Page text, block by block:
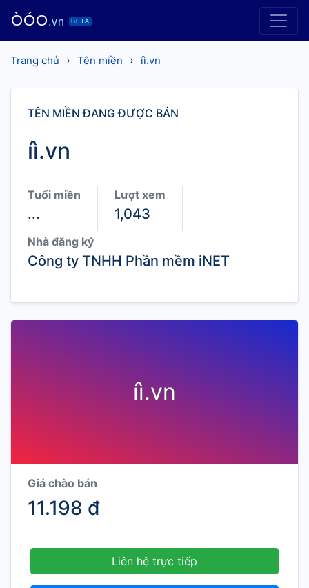
ÒÓO.vn BETA
Trang chủ › Tên miền › íì.vn
TÊN MIỀN ĐANG ĐƯỢC BÁN
íì.vn
Tuổi miền
...
Lượt xem
1,043
Nhà đăng ký
Công ty TNHH Phần mềm iNET
íì.vn
Giá chào bán
11.198 đ
Liên hệ trực tiếp